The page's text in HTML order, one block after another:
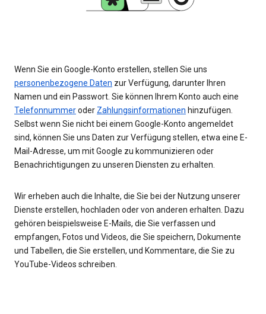
Wenn Sie ein Google-Konto erstellen, stellen Sie uns
personenbezogene Daten zur Verfügung, darunter Ihren
Namen und ein Passwort. Sie können Ihrem Konto auch eine
Telefonnummeroder Zahlungsinformationen hinzufügen.
Selbst wenn Sie nicht bei einem Google-Konto angemeldet
sind, können Sie uns Daten zur Verfügung stellen, etwa eine E-
Mail-Adresse, um mit Google zu kommunizieren oder
Benachrichtigungen zu unseren Diensten zu erhalten.
Wir erheben auch die Inhalte, die Sie bei der Nutzung unserer
Dienste erstellen, hochladen oder von anderen erhalten. Dazu
gehören beispielsweise E-Mails, die Sie verfassen und
empfangen, Fotos und Videos, die Sie speichern, Dokumente
und Tabellen, die Sie erstellen, und Kommentare, die Sie zu
YouTube-Videos schreiben.